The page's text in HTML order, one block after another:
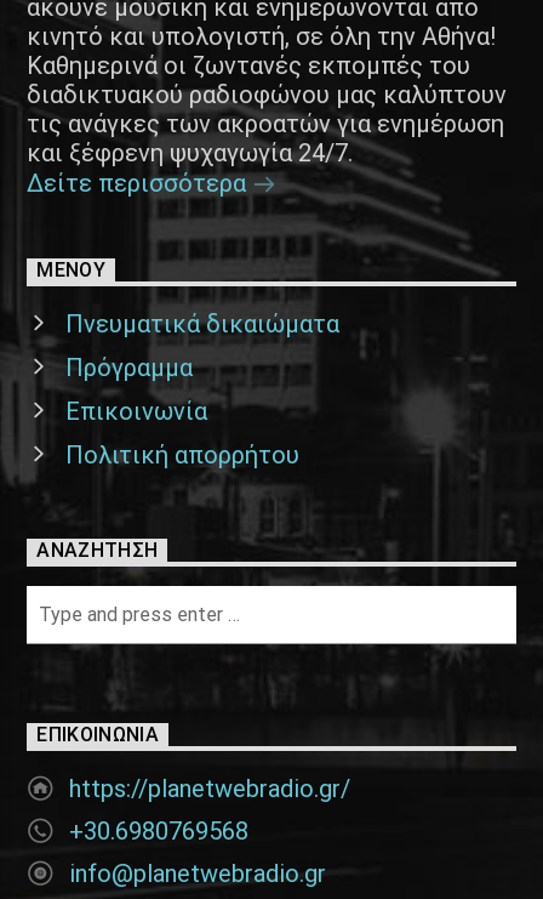
ακούνε μουσική και ενημερώνονται από
κινητό και υπολογιστή, σε όλη την Αθήνα!
Καθημερινά οι ζωντανές εκπομπές του
διαδικτυακού ραδιοφώνου μας καλύπτουν
τις ανάγκες των ακροατών για ενημέρωση
και ξέφρενη ψυχαγωγία 24/7.
Δείτε περισσότερα
ΜΕΝΟΥ
Πνευματικά δικαιώματα
Πρόγραμμα
Επικοινωνία
Πολιτική απορρήτου
ΑΝΑΖΉΤΗΣΗ
ΕΠΙΚΟΙΝΩΝΊΑ
https://planetwebradio.gr/
+30.6980769568
info@planetwebradio.gr